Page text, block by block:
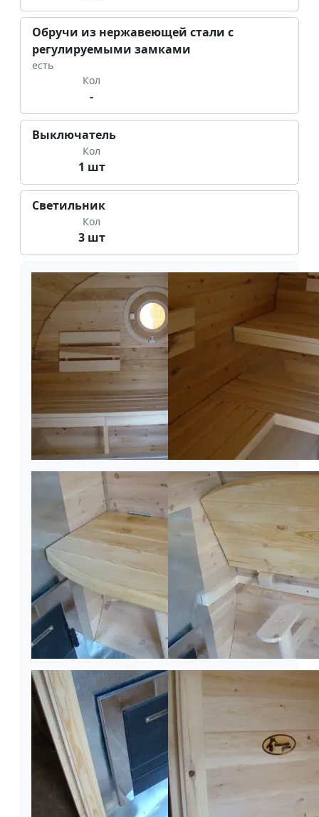
Обручи из нержавеющей стали с
регулируемыми замками
есть
Кол
-
Выключатель
Кол
1 шт
Светильник
Кол
3 шт